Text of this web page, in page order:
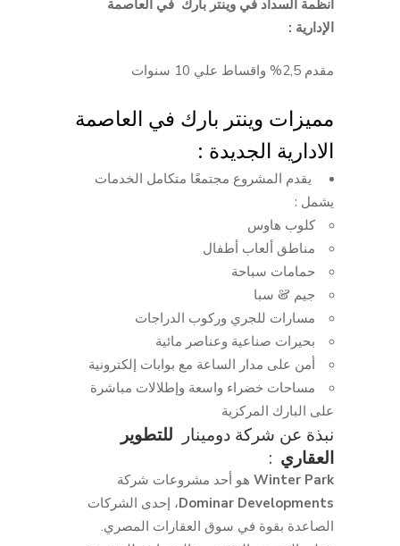
انظمة السداد في وينتر بارك في العاصمة
الإدارية :
مقدم 2,5% واقساط علي 10 سنوات
مميزات وينتر بارك في العاصمة
الادارية الجديدة :
يقدم المشروع مجتمعًا متكامل الخدمات
يشمل :
كلوب هاوس
مناطق ألعاب أطفال
حمامات سباحة
جيم & سبا
مسارات للجري وركوب الدراجات
بحيرات صناعية وعناصر مائية
أمن على مدار الساعة مع بوابات إلكترونية
مساحات خضراء واسعة وإطلالات مباشرة
على البارك المركزية
نبذة عن شركة دومينار للتطوير
العقاري :
Winter Park هو أحد مشروعات شركة
Dominar Developments، إحدى الشركات
الصاعدة بقوة في سوق العقارات المصري.